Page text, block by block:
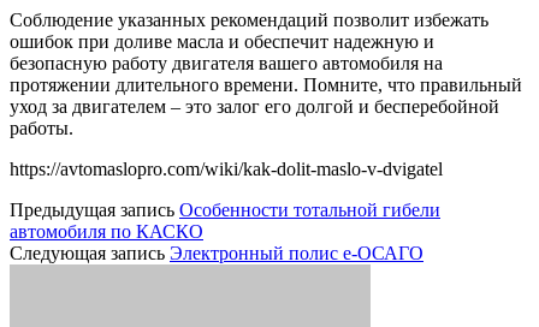
Соблюдение указанных рекомендаций позволит избежать
ошибок при доливе масла и обеспечит надежную и
безопасную работу двигателя вашего автомобиля на
протяжении длительного времени. Помните, что правильный
уход за двигателем – это залог его долгой и бесперебойной
работы.
https://avtomaslopro.com/wiki/kak-dolit-maslo-v-dvigatel
Предыдущая запись Особенности тотальной гибели
автомобиля по КАСКО
Следующая запись Электронный полис е-ОСАГО